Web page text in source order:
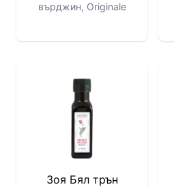
върджин, Originale
Зоя Бял трън